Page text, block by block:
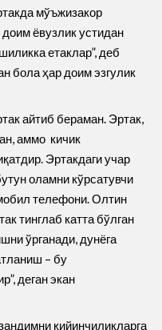
мўъжизакор
ёвузлик устидан
етаклар”, деб
бола ҳар доим эзгулик
айтиб бераман. Эртак,
аммо кичик
Эртакдаги учар
оламни кўрсатувчи
телефони. Олтин
тинглаб катта бўлган
ўрганади, дунёга
– бу
деган экан
қийинчиликларга